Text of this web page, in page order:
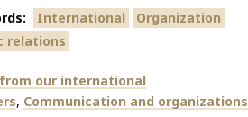
International
Organization
relations
our international
Communication and organizations